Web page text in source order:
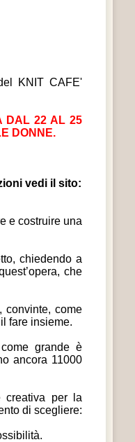
KNIT CAFE'
DAL 22 AL 25
DONNE.
vedi il sito:
e costruire una
chiedendo a
che
convinte, come
fare insieme.
grande è
ancora 11000
creativa per la
di scegliere: